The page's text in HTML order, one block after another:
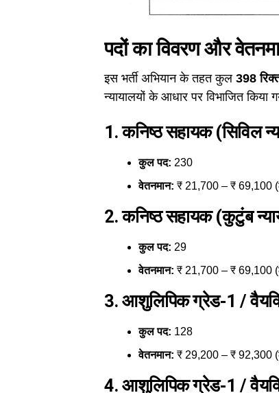
पदों का विवरण और
इस भर्ती अभियान के तहत कुल 398
न्यायालयों के आधार पर विभाजित किया
1. कनिष्ठ सहायक (सिविल
कुल पद: 230
वेतनमान: ₹ 21,700 – ₹ 69,100
2. कनिष्ठ सहायक (कुटुंब
कुल पद: 29
वेतनमान: ₹ 21,700 – ₹ 69,100
3. आशुलिपिक ग्रेड-1 /
कुल पद: 128
वेतनमान: ₹ 29,200 – ₹ 92,300
4. आशुलिपिक ग्रेड-1 /